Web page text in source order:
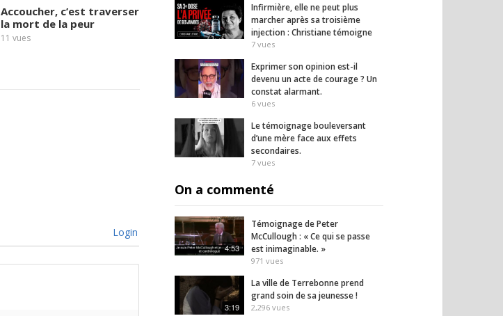
Accoucher, c’est traverser
la mort de la peur
11 vues
« 2027 sera l’élection de la
dernière chance » —
Michael Miguères
6 danseuses africaines
expriment leur libération
face aux tradition
13vues
Login
Infirmière, elle ne peut plus
marcher après sa troisième
injection : Christiane témoigne
7 vues
Exprimer son opinion est-il
devenu un acte de courage ? Un
constat alarmant.
6 vues
Le témoignage bouleversant
d’une mère face aux effets
secondaires.
7 vues
On a commenté
4:53
Témoignage de Peter
McCullough : « Ce qui se passe
est inimaginable. »
971 vues
3:19
La ville de Terrebonne prend
grand soin de sa jeunesse !
2,296 vues